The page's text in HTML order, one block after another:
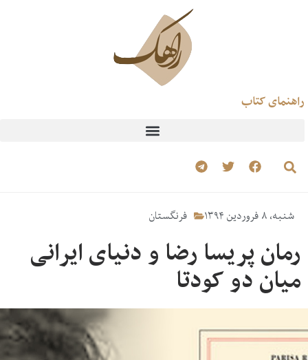
راهنمای کتاب
شنبه، ۸ فروردین ۱۳۹۴ فرنگستان
رمان پریسا رضا و دنیای ایرانی
میان دو کودتا